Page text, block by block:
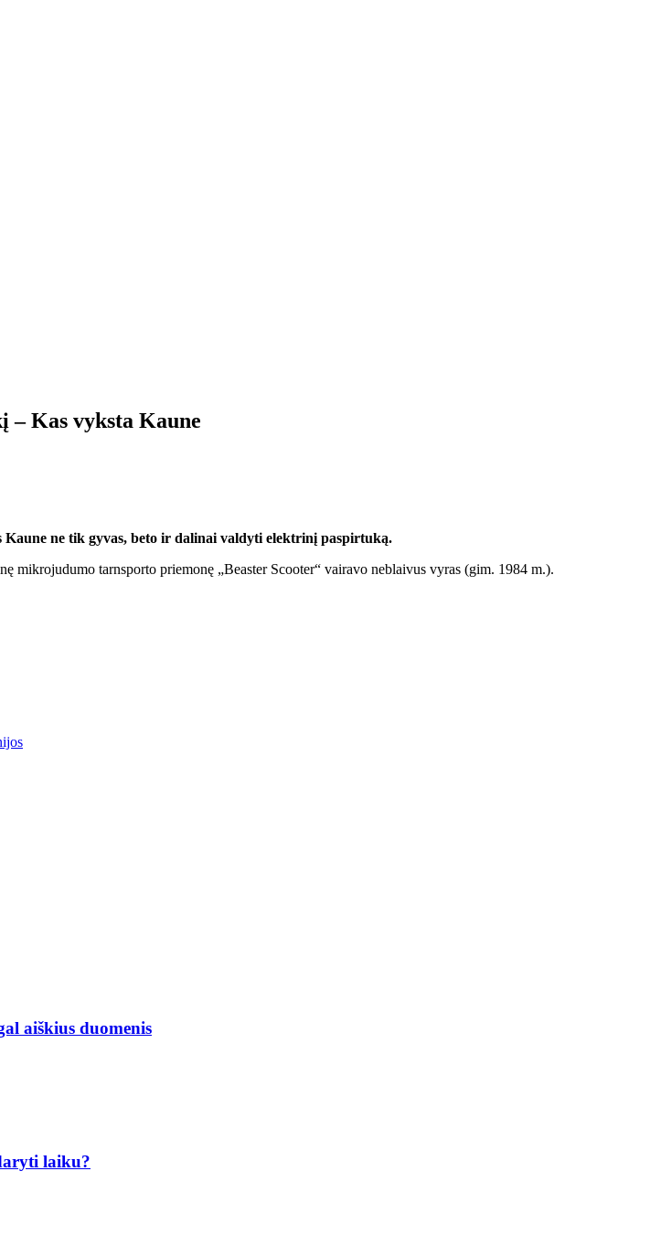
Kas vyksta Kaune
ne tik gyvas, beto ir dalinai valdyti elektrinį paspirtuką.
mikrojudumo tarnsporto priemonę „Beaster Scooter“ vairavo neblaivus vyras (gim. 1984 m.).
aiškius duomenis
laiku?